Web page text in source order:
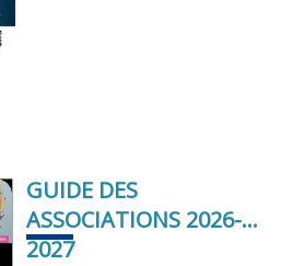
GUIDE DES
ASSOCIATIONS 2026-
2027